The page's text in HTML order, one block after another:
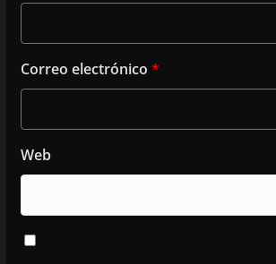
Correo electrónico *
Web